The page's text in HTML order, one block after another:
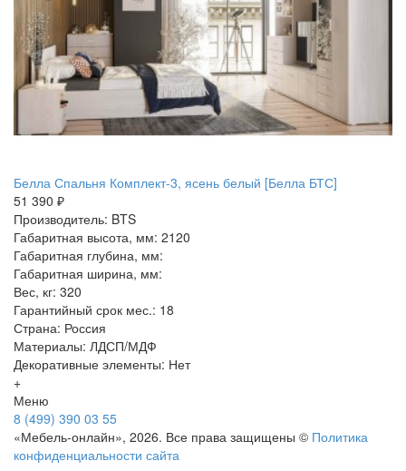
Белла Спальня Комплект-3, ясень белый [Белла БТС]
51 390 ₽
Производитель: BTS
Габаритная высота, мм: 2120
Габаритная глубина, мм:
Габаритная ширина, мм:
Вес, кг: 320
Гарантийный срок мес.: 18
Страна: Россия
Материалы: ЛДСП/МДФ
Декоративные элементы: Нет
+
Меню
8 (499) 390 03 55
«Мебель-онлайн», 2026. Все права защищены © Политика
конфиденциальности сайта